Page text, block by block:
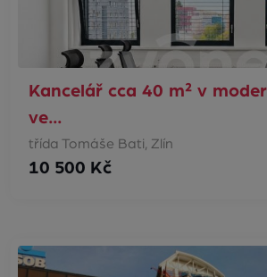
Kancelář cca 40 m² v
ve…
třída Tomáše Bati, Zlín
10 500 Kč